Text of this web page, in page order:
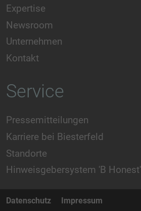
Expertise
Newsroom
Unternehmen
Kontakt
Service
Pressemitteilungen
Karriere bei Biesterfeld
Standorte
Hinweisgebersystem 'B Honest'
Datenschutz Impressum